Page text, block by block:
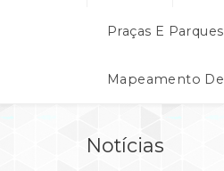
Praças E Parques
Mapeamento
Notícias